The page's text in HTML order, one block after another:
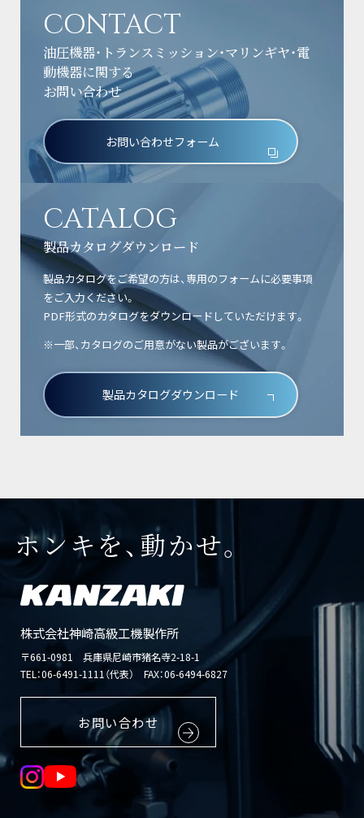
CONTACT
油圧機器・トランスミッション・マリンギヤ・電
動機器に関する
お問い合わせ
お問い合わせフォーム
CATALOG
製品カタログダウンロード
製品カタログをご希望の方は、専用のフォームに必要事項
をご入力ください。
PDF形式のカタログをダウンロードしていただけます。
※一部、カタログのご用意がない製品がございます。
製品カタログダウンロード
株式会社神崎高級工機製作所
〒661-0981 兵庫県尼崎市猪名寺2-18-1
TEL：06-6491-1111（代表） FAX：06-6494-6827
お問い合わせ
ホンキを、動かせ。